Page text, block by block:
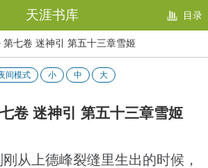
天涯书库 目录
第七卷 迷神引 第五十三章雪姬
间模式 小 中 大
卷 迷神引 第五十三章雪姬
从上德峰裂缝里生出的时候，